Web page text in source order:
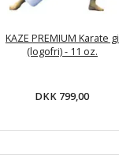
KAZE PREMIUM Karate gi
(logofri) - 11 oz.
DKK 799,00